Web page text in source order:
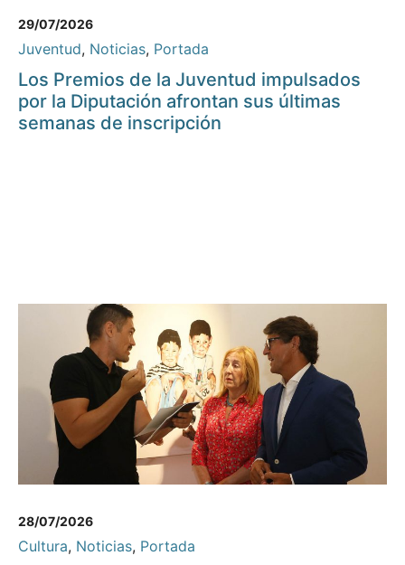
29/07/2026
Juventud, Noticias, Portada
Los Premios de la Juventud impulsados
por la Diputación afrontan sus últimas
semanas de inscripción
28/07/2026
Cultura, Noticias, Portada